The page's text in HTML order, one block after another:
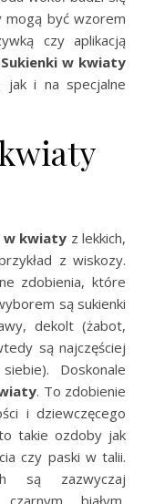
mogą być wzorem
czy aplikacją
Sukienki w kwiaty
jak i na specjalne
w kwiaty z lekkich,
z wiskozy.
zdobienia, które
są sukienki
dekolt (żabot,
są najczęściej
Doskonale
. To zdobienie
i dziewczęcego
takie ozdoby jak
czy paski w talii.
są zazwyczaj